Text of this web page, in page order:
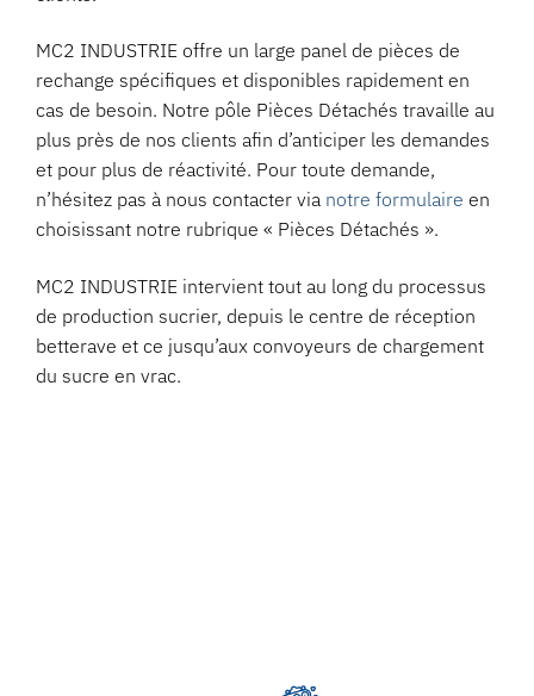
MC2 INDUSTRIE offre un large panel de pièces de
rechange spécifiques et disponibles rapidement en
cas de besoin. Notre pôle Pièces Détachés travaille au
plus près de nos clients afin d’anticiper les demandes
et pour plus de réactivité. Pour toute demande,
n’hésitez pas à nous contacter via notre formulaire en
choisissant notre rubrique « Pièces Détachés ».
MC2 INDUSTRIE intervient tout au long du processus
de production sucrier, depuis le centre de réception
betterave et ce jusqu’aux convoyeurs de chargement
du sucre en vrac.